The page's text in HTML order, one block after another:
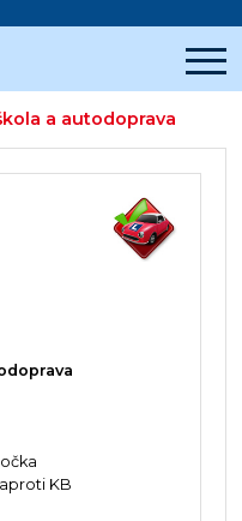
a autodoprava
KB